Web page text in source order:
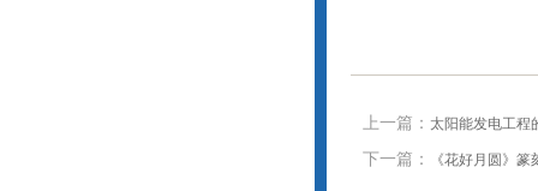
上一篇： 太阳能发电工程
下一篇： 《花好月圆》